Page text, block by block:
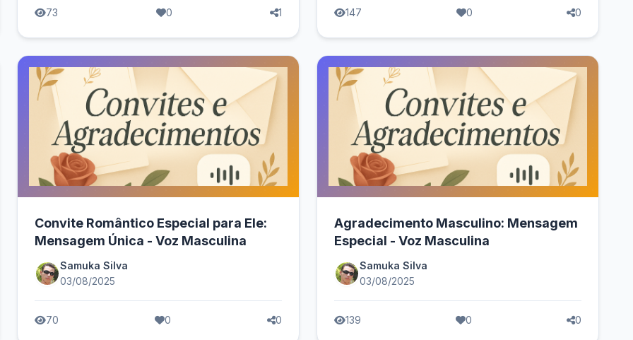
73 0 1 147 0 0
Convite Romântico Especial para Ele:
Mensagem Única - Voz Masculina
Samuka Silva
03/08/2025
70 0 0
Agradecimento Masculino: Mensagem
Especial - Voz Masculina
Samuka Silva
03/08/2025
139 0 0